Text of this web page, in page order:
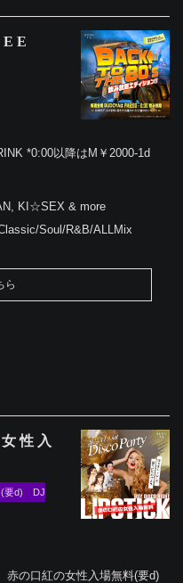
*0:00以降はM￥2000-1d
KI☆SEX & more
Soul/R&B/ALLMix
ら
性入
(要d) DJ
の口紅の女性入場無料(要d)